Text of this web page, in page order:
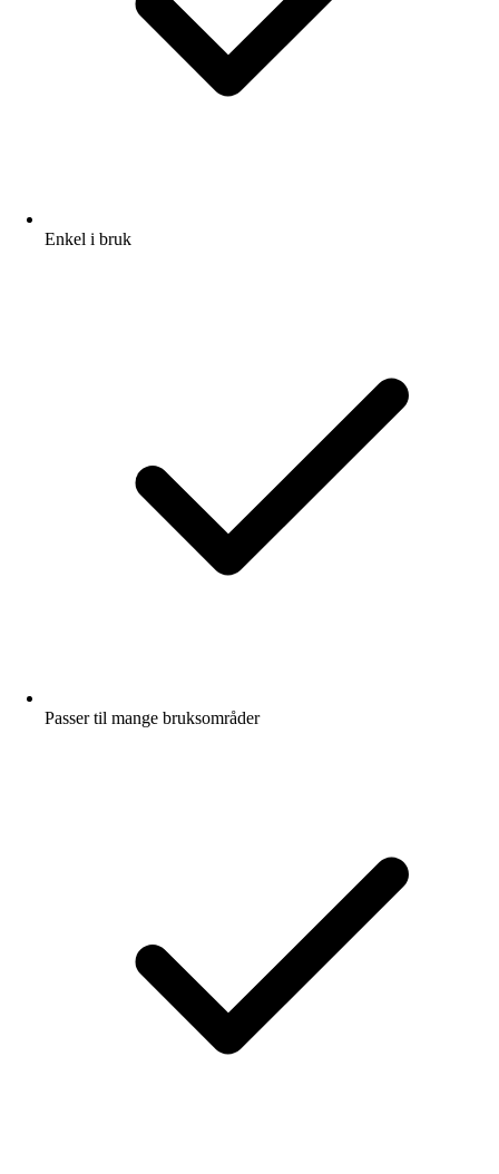
Enkel i bruk
Passer til mange bruksområder